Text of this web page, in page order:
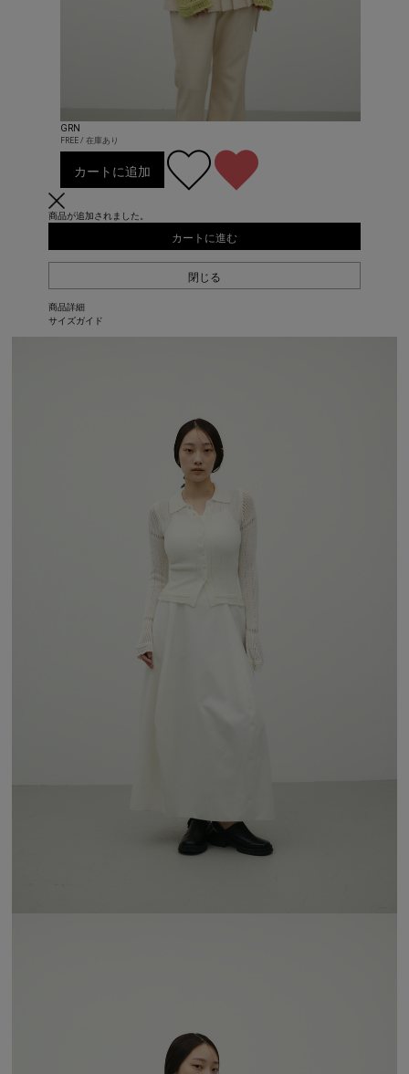
GRN
FREE / 在庫あり
カートに追加
商品が追加されました。
カートに進む
閉じる
商品詳細
サイズガイド